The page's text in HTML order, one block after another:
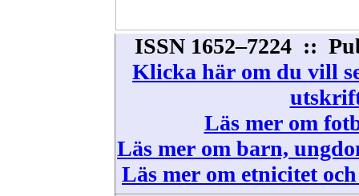
ISSN 1652–7224 ::
Klicka här om du vill
Läs mer om
Läs mer om barn,
Läs mer om etnicitet